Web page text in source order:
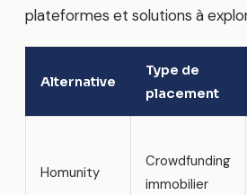
plateformes et solutions à
Alternative
Type de
placement
Homunity
Crowdfunding
immobilier